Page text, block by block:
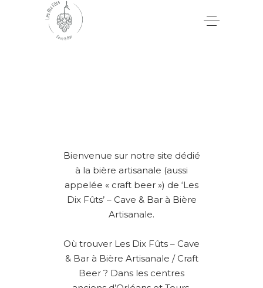
Bienvenue sur notre site dédié
à la bière artisanale (aussi
appelée « craft beer ») de ‘Les
Dix Fûts’ – Cave & Bar à Bière
Artisanale.
Où trouver Les Dix Fûts – Cave
& Bar à Bière Artisanale / Craft
Beer ? Dans les centres